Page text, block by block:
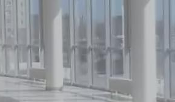
на карте
торги наплощадке ЭТП ГПБ
комплекс "Лидер", площадь
2012. Кадастровый номер:
спортивно-оздоровительного
СОК «Лидер» состоит из игрового зала
административн...